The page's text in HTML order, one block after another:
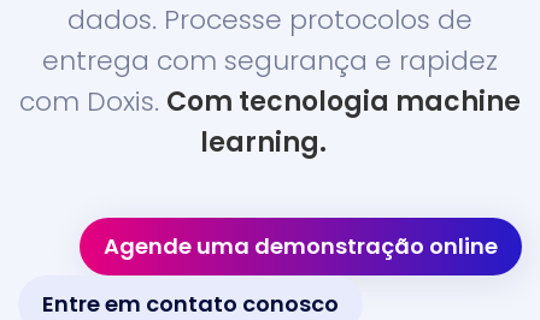
dados. Processe protocolos de
entrega com segurança e rapidez
com Doxis. Com tecnologia machine
learning.
Agende uma demonstração online
Entre em contato conosco